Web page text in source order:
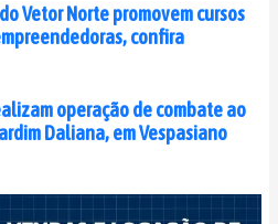
Vetor Norte promovem cursos
confira
operação de combate ao
Daliana, em Vespasiano